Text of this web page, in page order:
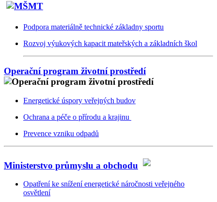
Podpora materiálně technické základny sportu
Rozvoj výukových kapacit mateřských a základních škol
Operační program životní prostředí
Energetické úspory veřejných budov
Ochrana a péče o přírodu a krajinu
Prevence vzniku odpadů
Ministerstvo průmyslu a obchodu
Opatření ke snížení energetické náročnosti veřejného
osvětlení